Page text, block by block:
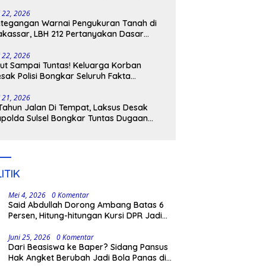
22, 2026
Warnai Pengukuran Tanah di
LBH 212 Pertanyakan Dasar
22, 2026
Sampai Tuntas! Keluarga Korban
Polisi Bongkar Seluruh Fakta
21, 2026
Jalan Di Tempat, Laksus Desak
Sulsel Bongkar Tuntas Dugaan
Mei 4, 2026 0 Komentar
Said Abdullah Dorong Ambang Batas 6
Persen, Hitung-hitungan Kursi DPR Jadi
Juni 25, 2026 0 Komentar
Dari Beasiswa ke Baper? Sidang Pansus
Hak Angket Berubah Jadi Bola Panas di